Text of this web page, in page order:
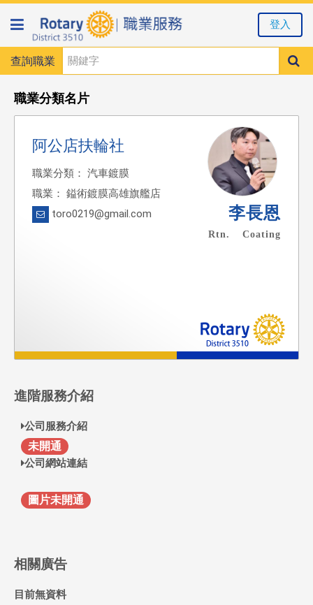
查詢職業
登入
職業分類名片
阿公店扶輪社
職業分類： 汽車鍍膜
職業： 鎰術鍍膜高雄旗艦店
toro0219@gmail.com
李長恩
Rtn. Coating
進階服務介紹
公司服務介紹
未開通
公司網站連結
圖片未開通
相關廣告
目前無資料